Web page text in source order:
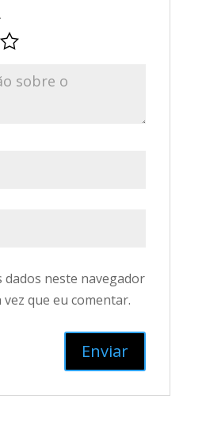
dados neste navegador
que eu comentar.